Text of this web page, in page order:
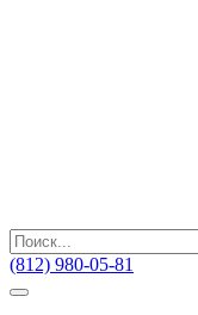
(812) 980-05-81